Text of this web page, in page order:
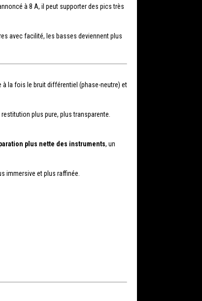
à 8 A, il peut supporter des pics très
avec facilité, les basses deviennent plus
à la fois le bruit différentiel (phase-neutre) et
plus pure, plus transparente.
plus nette des instruments, un
immersive et plus raffinée.